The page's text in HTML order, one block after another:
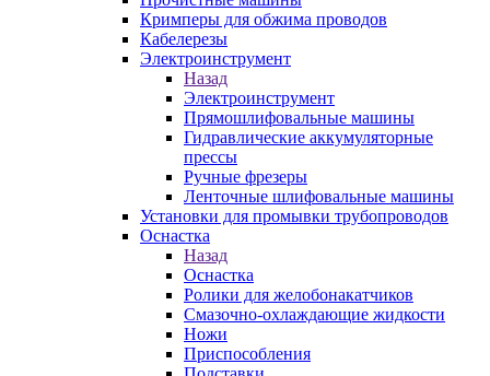
Кримперы для обжима проводов
Кабелерезы
Электроинструмент
Назад
Электроинструмент
Прямошлифовальные машины
Гидравлические аккумуляторные
прессы
Ручные фрезеры
Ленточные шлифовальные машины
Установки для промывки трубопроводов
Оснастка
Назад
Оснастка
Ролики для желобонакатчиков
Смазочно-охлаждающие жидкости
Ножи
Приспособления